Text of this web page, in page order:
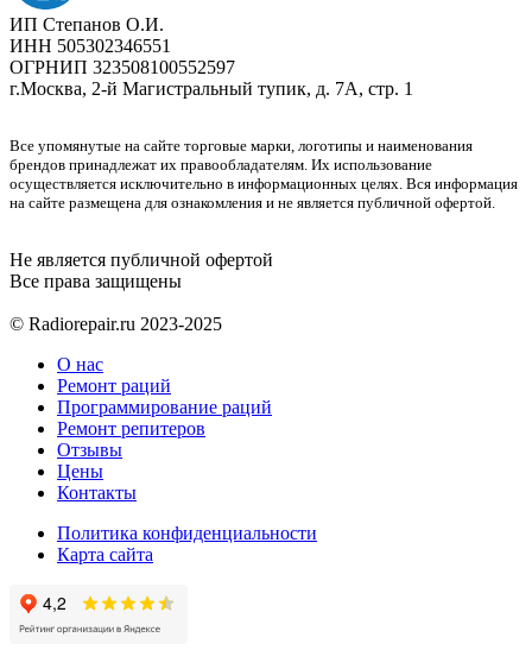
ИП Степанов О.И.
ИНН 505302346551
ОГРНИП 323508100552597
г.Москва, 2-й Магистральный тупик, д. 7А, стр. 1
Все упомянутые на сайте торговые марки, логотипы и наименования
брендов принадлежат их правообладателям. Их использование
осуществляется исключительно в информационных целях. Вся информация
на сайте размещена для ознакомления и не является публичной офертой.
Не является публичной офертой
Все права защищены
© Radiorepair.ru 2023-2025
О нас
Ремонт раций
Программирование раций
Ремонт репитеров
Отзывы
Цены
Контакты
Политика конфиденциальности
Карта сайта